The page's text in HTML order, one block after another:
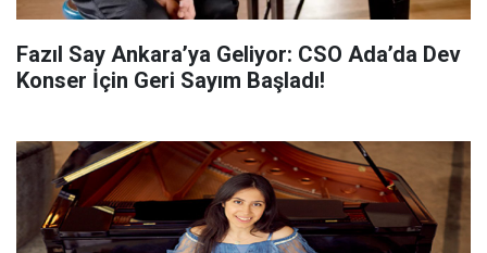
Fazıl Say Ankara’ya Geliyor: CSO Ada’da Dev
Konser İçin Geri Sayım Başladı!